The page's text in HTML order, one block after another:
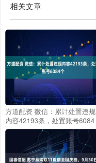
相关文章
方道配资 微信：累计处置违规
内容42193条，处置账号6084
个